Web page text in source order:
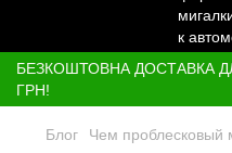
БЕЗКОШТОВНА ДОСТАВКА
ГРН!
Блог Чем проблесковый